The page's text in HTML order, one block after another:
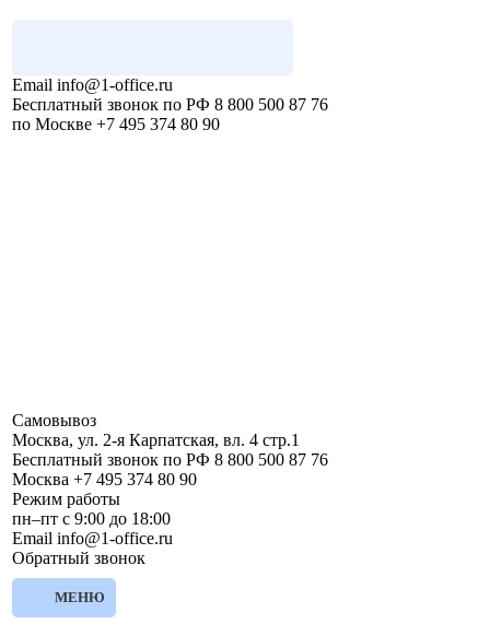
Email info@1-office.ru
Бесплатный звонок по РФ 8 800 500 87 76
по Москве +7 495 374 80 90
Самовывоз
Москва,ул. 2-я Карпатская, вл. 4 стр.1
Бесплатный звонок по РФ 8 800 500 87 76
Москва +7 495 374 80 90
Режим работы
пн–пт с 9:00 до 18:00
Email info@1-office.ru
Обратный звонок
МЕНЮ